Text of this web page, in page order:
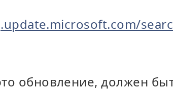
обновление, должен